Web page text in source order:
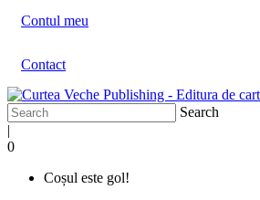
Contul meu
Contact
Search
|
0
Coșul este gol!